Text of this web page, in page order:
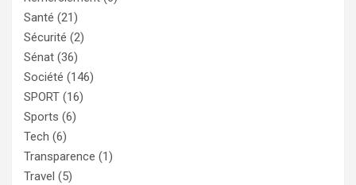
Santé (21)
Sécurité (2)
Sénat (36)
Société (146)
SPORT (16)
Sports (6)
Tech (6)
Transparence (1)
Travel (5)